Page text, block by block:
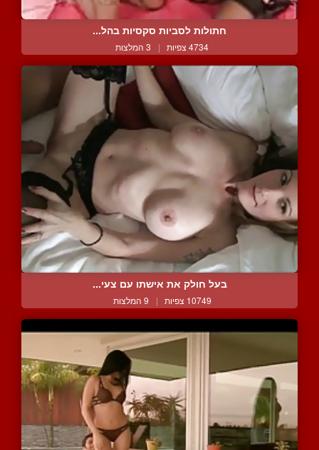
חתולות לסביות סקסיות בהל...
4734 צפיות | 3 המלצות
בעל חולק את אישתו עם צעי...
10749 צפיות | 9 המלצות